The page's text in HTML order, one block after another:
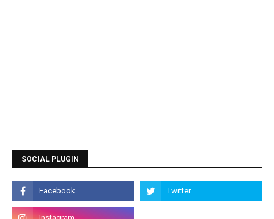
SOCIAL PLUGIN